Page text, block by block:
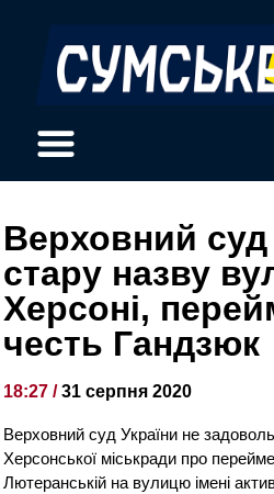
Верховний
стару назву
Херсоні,
честь Гандзюк
18:27 /31 серпня 2020
Верховний суд України не
Херсонської міськради про
Лютеранській на вулицю імені